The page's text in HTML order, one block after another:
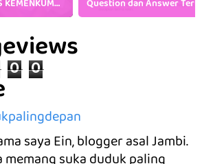
Pengalaman Tes CPNS KEMENKUMHAM [TIPS lulus Murni]
0 0
saya Ein, blogger asal Jambi.